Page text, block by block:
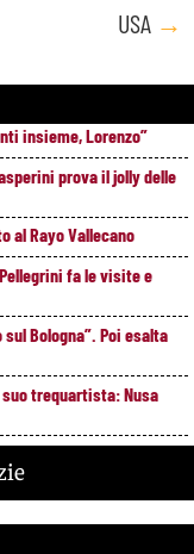
USA →
insieme, Lorenzo”
prova il jolly delle
al Rayo Vallecano
fa le visite e
Bologna”. Poi esalta
trequartista: Nusa